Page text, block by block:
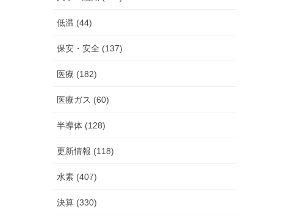
低温 (44)
保安・安全 (137)
医療 (182)
医療ガス (60)
半導体 (128)
更新情報 (118)
水素 (407)
決算 (330)